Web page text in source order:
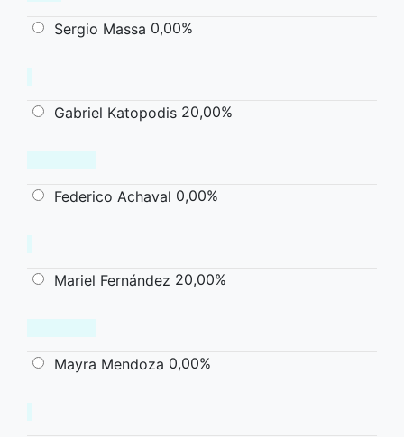
Sergio Massa 0,00%
Gabriel Katopodis 20,00%
Federico Achaval 0,00%
Mariel Fernández 20,00%
Mayra Mendoza 0,00%